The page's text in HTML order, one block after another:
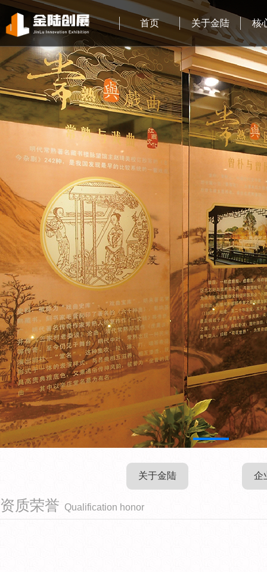
首页 关于金陆 核
关于金陆 企
资质荣誉 Qualification honor